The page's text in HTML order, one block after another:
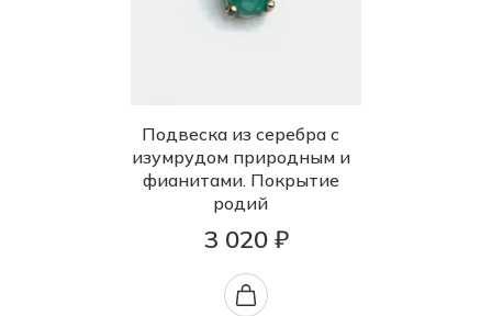
Подвеска из серебра с
изумрудом природным и
фианитами. Покрытие
родий
3 020 ₽